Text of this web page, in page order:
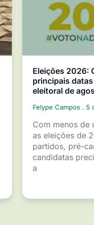
Eleições 2026:
principais
eleitoral de
Felype Campos 5
Com menos de
as eleições de
partidos, pré-
candidatas
a